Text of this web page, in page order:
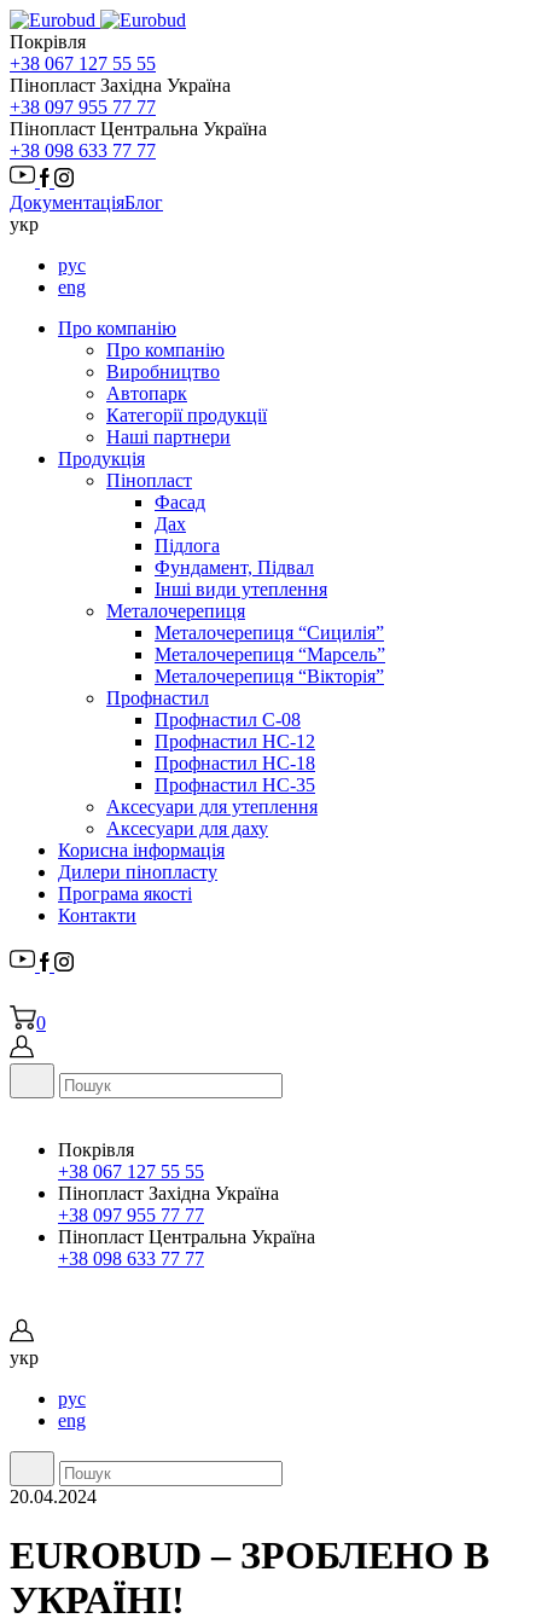
Покрівля
+38 067 127 55 55
Пінопласт Західна Україна
+38 097 955 77 77
Пінопласт Центральна Україна
+38 098 633 77 77
ДокументаціяБлог
укр
рус
eng
Про компанію
Про компанію
Виробництво
Автопарк
Категорії продукції
Наші партнери
Продукція
Пінопласт
Фасад
Дах
Підлога
Фундамент, Підвал
Інші види утеплення
Металочерепиця
Металочерепиця “Сицилія”
Металочерепиця “Марсель”
Металочерепиця “Вікторія”
Профнастил
Профнастил С-08
Профнастил НС-12
Профнастил НС-18
Профнастил НС-35
Аксесуари для утеплення
Аксесуари для даху
Корисна інформація
Дилери пінопласту
Програма якості
Контакти
0
Покрівля
+38 067 127 55 55
Пінопласт Західна Україна
+38 097 955 77 77
Пінопласт Центральна Україна
+38 098 633 77 77
укр
рус
eng
20.04.2024
EUROBUD – ЗРОБЛЕНО В
УКРАЇНІ!